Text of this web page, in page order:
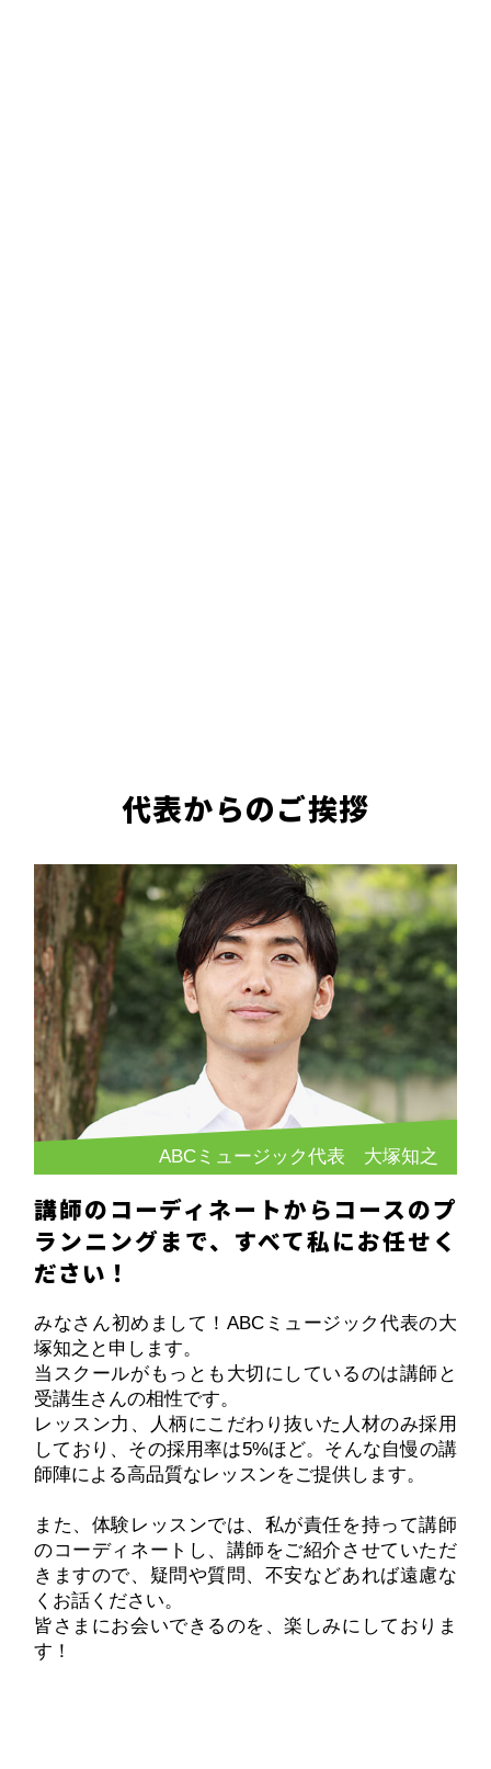
代表からのご挨拶
ABCミュージック代表 大塚知之
講師のコーディネートからコースのプ
ランニングまで、すべて私にお任せく
ださい！
みなさん初めまして！ABCミュージック代表の大
塚知之と申します。
当スクールがもっとも大切にしているのは講師と
受講生さんの相性です。
レッスン力、人柄にこだわり抜いた人材のみ採用
しており、その採用率は5%ほど。そんな自慢の講
師陣による高品質なレッスンをご提供します。
また、体験レッスンでは、私が責任を持って講師
のコーディネートし、講師をご紹介させていただ
きますので、疑問や質問、不安などあれば遠慮な
くお話ください。
皆さまにお会いできるのを、楽しみにしておりま
す！